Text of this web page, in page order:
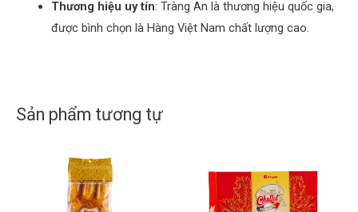
Thương hiệu uy tín: Tràng An là thương hiệu quốc gia,
được bình chọn là Hàng Việt Nam chất lượng cao.
Sản phẩm tương tự